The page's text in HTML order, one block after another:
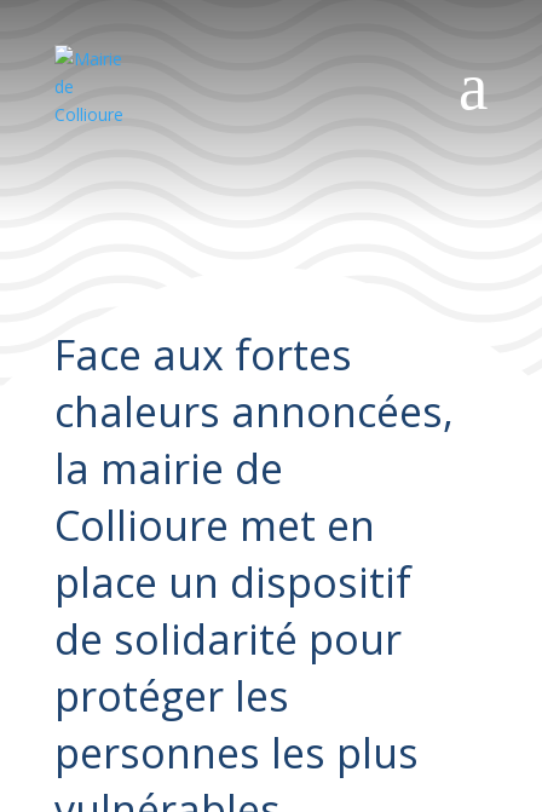
a
Face aux fortes
chaleurs annoncées,
la mairie de
Collioure met en
place un dispositif
de solidarité pour
protéger les
personnes les plus